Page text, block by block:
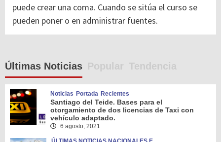
puede crear una coma. Cuando se sitúa el curso se
pueden poner o en administrar fuentes.
Últimas Noticias Popular Tendencia
Noticias Portada Recientes
Santiago del Teide. Bases para el
otorgamiento de dos licencias de Taxi con
vehículo adaptado.
6 agosto, 2021